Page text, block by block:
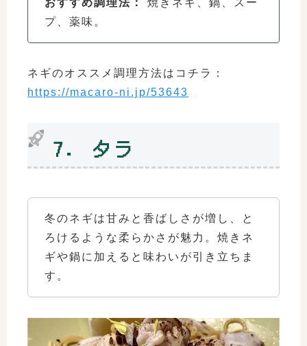
プ、薬味。
ネギのオススメ調理方法はコチラ：
https://macaro-ni.jp/53643
7. タラ
冬のネギは甘みと香ばしさが増し、と
ろけるような柔らかさが魅力。焼きネ
ギや鍋に加えると味わいが引き立ちま
す。